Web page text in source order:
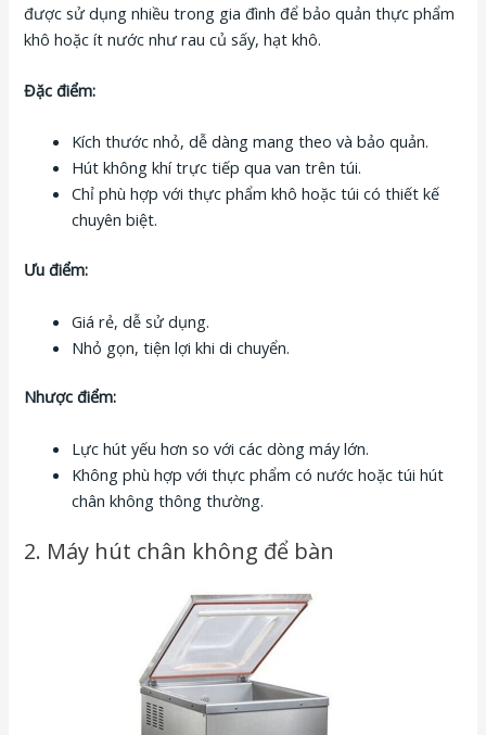
được sử dụng nhiều trong gia đình để bảo quản thực phẩm
khô hoặc ít nước như rau củ sấy, hạt khô.
Đặc điểm:
Kích thước nhỏ, dễ dàng mang theo và bảo quản.
Hút không khí trực tiếp qua van trên túi.
Chỉ phù hợp với thực phẩm khô hoặc túi có thiết kế
chuyên biệt.
Ưu điểm:
Giá rẻ, dễ sử dụng.
Nhỏ gọn, tiện lợi khi di chuyển.
Nhược điểm:
Lực hút yếu hơn so với các dòng máy lớn.
Không phù hợp với thực phẩm có nước hoặc túi hút
chân không thông thường.
2. Máy hút chân không để bàn